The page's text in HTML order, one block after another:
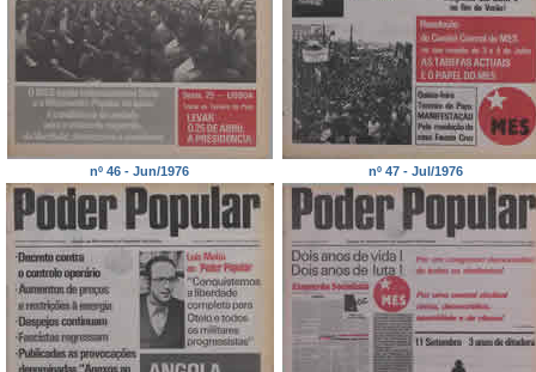
nº 46 - Jun/1976 nº 47 - Jul/1976